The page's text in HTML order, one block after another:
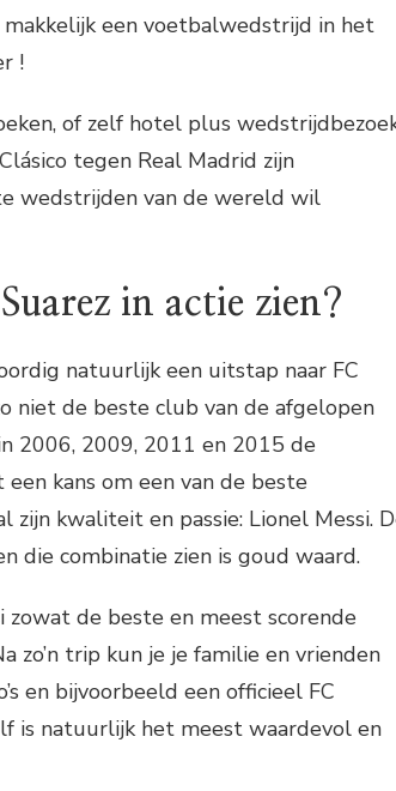
een voetbalwedstrijd in het
!
of zelf hotel plus
tegen Real Madrid zijn
wedstrijden van de wereld wil
in actie zien?
natuurlijk een uitstap naar FC
niet de beste club van de afgelopen
2006, 2009, 2011 en 2015 de
kans om een van de beste
kwaliteit en passie: Lionel Messi.
die combinatie zien is goud waard.
zowat de beste en meest scorende
zo’n trip kun je je familie en vrienden
en bijvoorbeeld een officieel FC
is natuurlijk het meest waardevol en